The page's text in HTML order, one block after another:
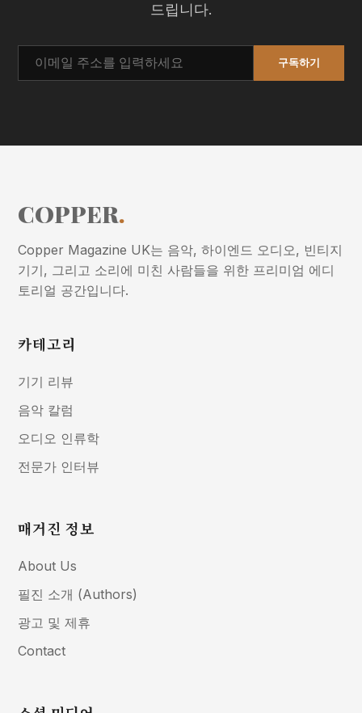
드립니다.
구독하기
COPPER.
Copper Magazine UK는 음악, 하이엔드 오디오, 빈티지
기기, 그리고 소리에 미친 사람들을 위한 프리미엄 에디
토리얼 공간입니다.
카테고리
기기 리뷰
음악 칼럼
오디오 인류학
전문가 인터뷰
매거진 정보
About Us
필진 소개 (Authors)
광고 및 제휴
Contact